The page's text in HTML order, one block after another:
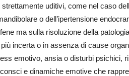
uditivi, come nel caso
o dell’ipertensione
ma sulla risoluzione della
incerta o in assenza di cause
emotivo, ansia o disturbi psichici,
e dinamiche emotive che